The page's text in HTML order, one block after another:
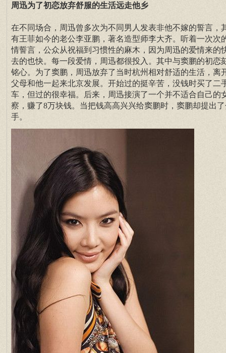
周迅为了初恋放弃舒服的生活远走他乡
在不同场合，周迅曾多次为不同男人发表非他不嫁的誓言，
有王菲如今的老公李亚鹏，著名造型师李大齐。听着一次次
情誓言，公众从祝福到习惯性的麻木，因为周迅的爱情来的
去的也快。每一段爱情，周迅都很投入。其中与窦鹏的初恋
铭心。为了窦鹏，周迅放弃了当时杭州相对舒适的生活，离
父母和他一起来北京发展。开始过的挺辛苦，没钱时买了二
车，但过的很幸福。后来，周迅接演了一个并不适合自己的
察，赚了8万块钱。当把钱高高兴兴给窦鹏时，窦鹏却提出
手。